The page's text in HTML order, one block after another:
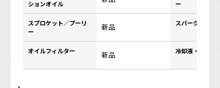
ションオイル
ー
スプロケット／プーリ
ー
新品 スパークプラグ
オイルフィルター 新品 冷却液・クーラ